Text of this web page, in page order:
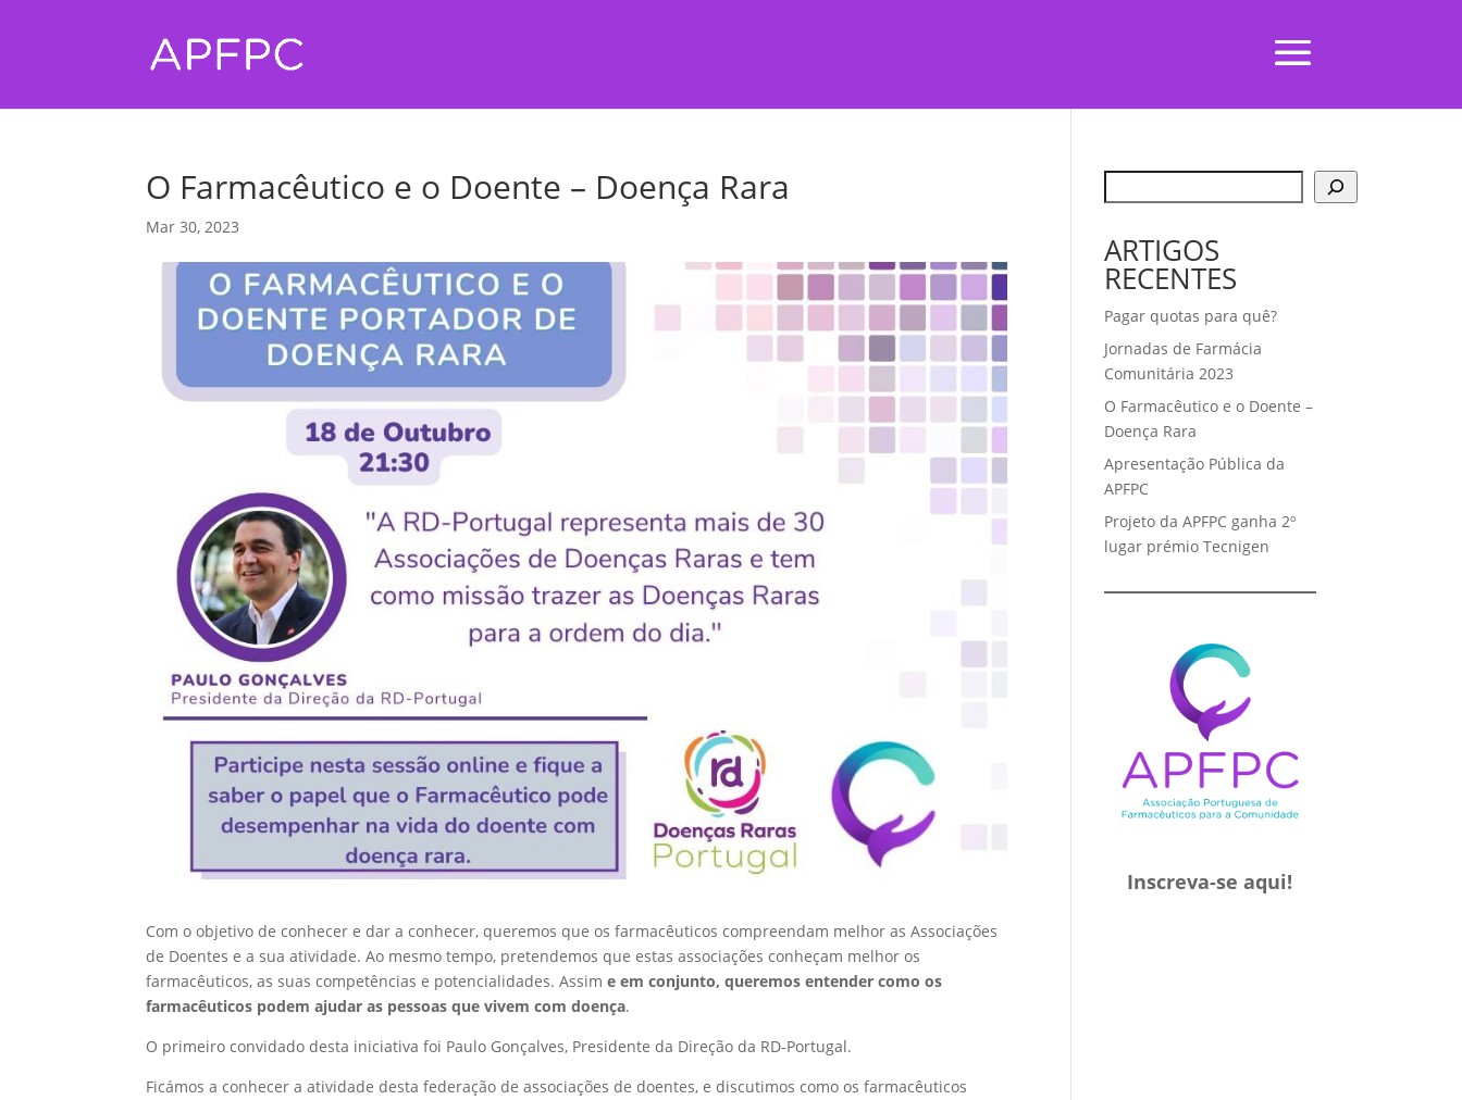
O Farmacêutico e o Doente – Doença Rara
Mar 30, 2023
Com o objetivo de conhecer e dar a conhecer, queremos que os farmacêuticos compreendam melhor as Associações
de Doentes e a sua atividade. Ao mesmo tempo, pretendemos que estas associações conheçam melhor os
farmacêuticos, as suas competências e potencialidades. Assime em conjunto, queremos entender como os
farmacêuticos podem ajudar as pessoas que vivem com doença.
O primeiro convidado desta iniciativa foi Paulo Gonçalves, Presidente da Direção da RD-Portugal.
Ficámos a conhecer a atividade desta federação de associações de doentes, e discutimos como os farmacêuticos
ARTIGOS
RECENTES
Pagar quotas para quê?
Jornadas de Farmácia
Comunitária 2023
O Farmacêutico e o Doente –
Doença Rara
Apresentação Pública da
APFPC
Projeto da APFPC ganha 2º
lugar prémio Tecnigen
Inscreva-se aqui!